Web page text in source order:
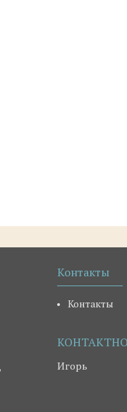
Контакты
Контакты
Игорь